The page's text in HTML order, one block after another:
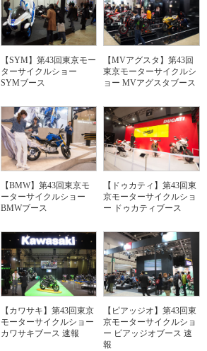
【SYM】第43回東京モー
ターサイクルショー
SYMブース
【MVアグスタ】第43回
東京モーターサイクルシ
ョー MVアグスタブース
【BMW】第43回東京モ
ーターサイクルショー
BMWブース
【ドゥカティ】第43回東
京モーターサイクルショ
ー ドゥカティブース
【カワサキ】第43回東京
モーターサイクルショー
カワサキブース 速報
【ピアッジオ】第43回東
京モーターサイクルショ
ー ピアッジオブース 速
報